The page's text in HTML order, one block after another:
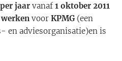
jaar vanaf1 oktober 2011
voor KPMG (een
en adviesorganisatie)en is